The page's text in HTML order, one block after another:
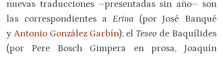
nuevas traducciones –presentadas sin año– son
las correspondientes a Erina (por José Banqué
yAntonio González Garbín); el Teseo de Baquílides
(por Pere Bosch Gimpera en prosa, Joaquín